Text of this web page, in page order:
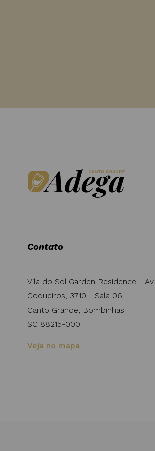
Contato
Vila do Sol Garden Residence - Av.
Coqueiros, 3710 - Sala 06
Canto Grande, Bombinhas
SC 88215-000
Veja no mapa